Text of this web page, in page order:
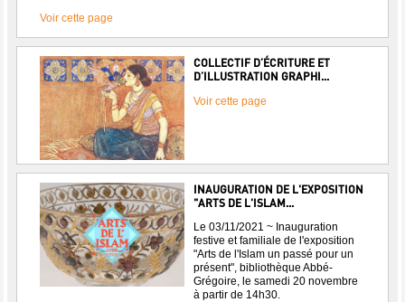
Voir cette page
COLLECTIF D’ÉCRITURE ET
D’ILLUSTRATION GRAPHI...
Voir cette page
INAUGURATION DE L'EXPOSITION
"ARTS DE L'ISLAM...
Le 03/11/2021 ~ Inauguration
festive et familiale de l'exposition
"Arts de l'Islam un passé pour un
présent", bibliothèque Abbé-
Grégoire, le samedi 20 novembre
à partir de 14h30.